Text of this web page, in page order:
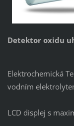
Detektor oxidu
Elektrochemická
vodním
LCD displej s